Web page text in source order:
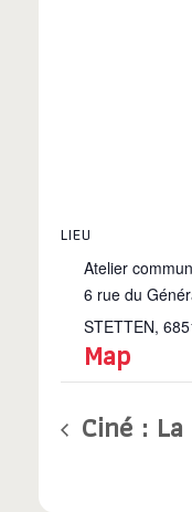
LIEU
Atelier
6 rue du
STETTEN,
Map
Ciné :